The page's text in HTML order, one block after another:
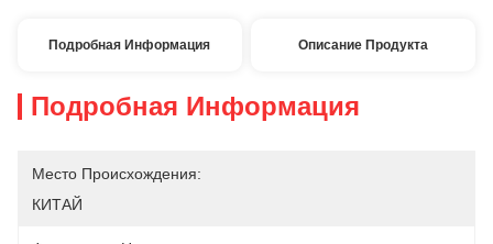
Подробная Информация Описание Продукта
Подробная Информация
Место Происхождения:
КИТАЙ